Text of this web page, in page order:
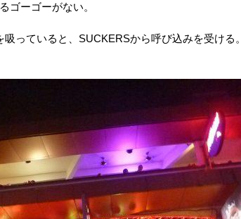
ゴーゴーがない。
っていると、SUCKERSから呼び込みを受ける。